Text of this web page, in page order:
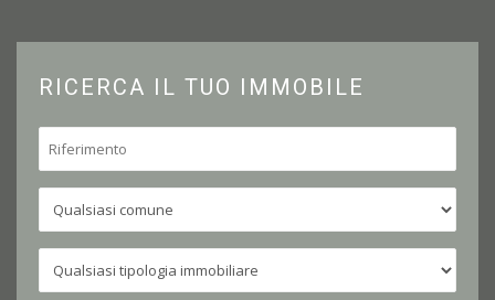
RICERCA IL TUO IMMOBILE